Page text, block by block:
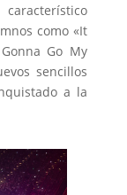
como «It
Go My
sencillos
a la